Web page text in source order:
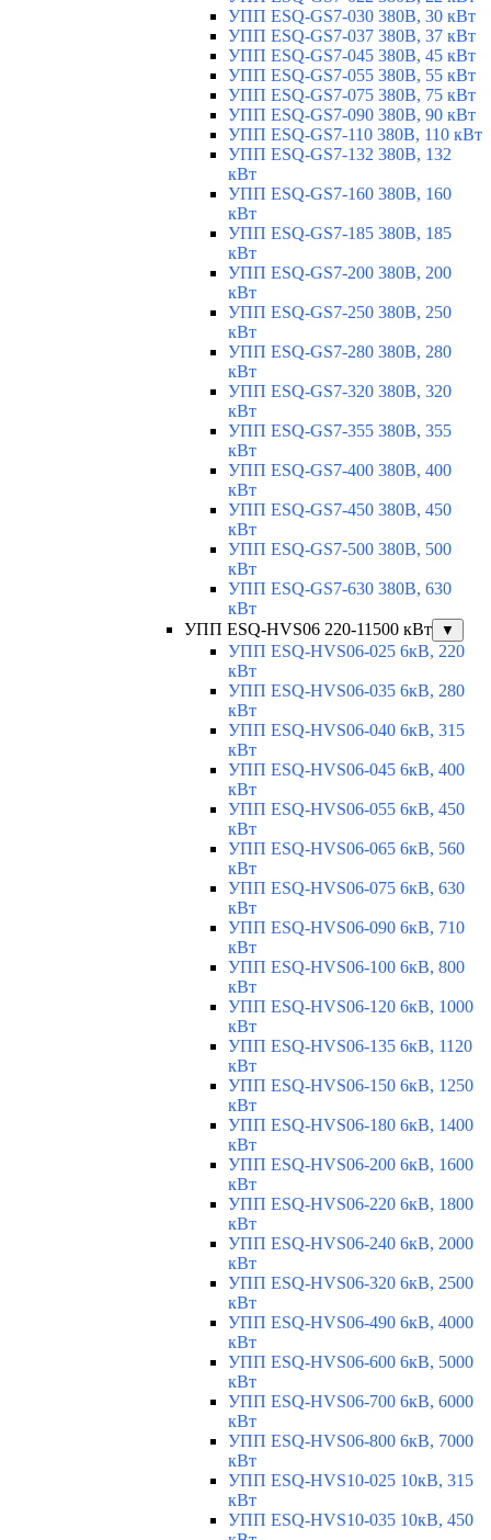
УПП ESQ-GS7-030 380В, 30 кВт
УПП ESQ-GS7-037 380В, 37 кВт
УПП ESQ-GS7-045 380В, 45 кВт
УПП ESQ-GS7-055 380В, 55 кВт
УПП ESQ-GS7-075 380В, 75 кВт
УПП ESQ-GS7-090 380В, 90 кВт
УПП ESQ-GS7-110 380В, 110 кВт
УПП ESQ-GS7-132 380В, 132
кВт
УПП ESQ-GS7-160 380В, 160
кВт
УПП ESQ-GS7-185 380В, 185
кВт
УПП ESQ-GS7-200 380В, 200
кВт
УПП ESQ-GS7-250 380В, 250
кВт
УПП ESQ-GS7-280 380В, 280
кВт
УПП ESQ-GS7-320 380В, 320
кВт
УПП ESQ-GS7-355 380В, 355
кВт
УПП ESQ-GS7-400 380В, 400
кВт
УПП ESQ-GS7-450 380В, 450
кВт
УПП ESQ-GS7-500 380В, 500
кВт
УПП ESQ-GS7-630 380В, 630
кВт
УПП ESQ-HVS06 220-11500 кВт
▼
УПП ESQ-HVS06-025 6кВ, 220
кВт
УПП ESQ-HVS06-035 6кВ, 280
кВт
УПП ESQ-HVS06-040 6кВ, 315
кВт
УПП ESQ-HVS06-045 6кВ, 400
кВт
УПП ESQ-HVS06-055 6кВ, 450
кВт
УПП ESQ-HVS06-065 6кВ, 560
кВт
УПП ESQ-HVS06-075 6кВ, 630
кВт
УПП ESQ-HVS06-090 6кВ, 710
кВт
УПП ESQ-HVS06-100 6кВ, 800
кВт
УПП ESQ-HVS06-120 6кВ, 1000
кВт
УПП ESQ-HVS06-135 6кВ, 1120
кВт
УПП ESQ-HVS06-150 6кВ, 1250
кВт
УПП ESQ-HVS06-180 6кВ, 1400
кВт
УПП ESQ-HVS06-200 6кВ, 1600
кВт
УПП ESQ-HVS06-220 6кВ, 1800
кВт
УПП ESQ-HVS06-240 6кВ, 2000
кВт
УПП ESQ-HVS06-320 6кВ, 2500
кВт
УПП ESQ-HVS06-490 6кВ, 4000
кВт
УПП ESQ-HVS06-600 6кВ, 5000
кВт
УПП ESQ-HVS06-700 6кВ, 6000
кВт
УПП ESQ-HVS06-800 6кВ, 7000
кВт
УПП ESQ-HVS10-025 10кВ, 315
кВт
УПП ESQ-HVS10-035 10кВ, 450